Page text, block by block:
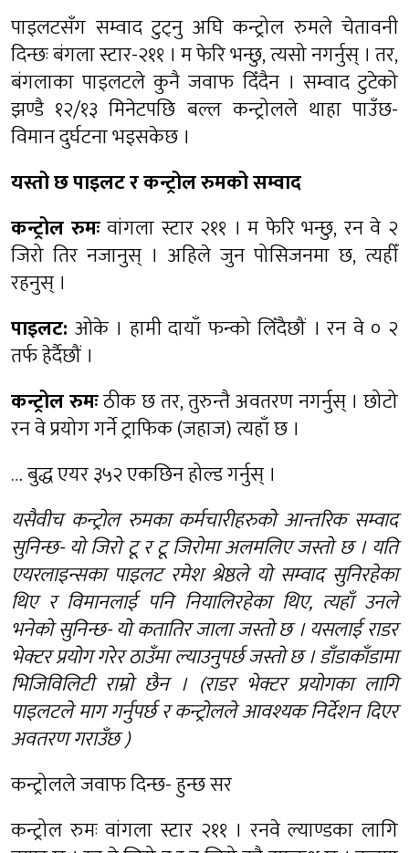
पाइलटसँग सम्वाद टुट्नु अघि कन्ट्रोल रुमले चेतावनी
दिन्छः बंगला स्टार-२११ । म फेरि भन्छु, त्यसो नगर्नुस् । तर,
बंगलाका पाइलटले कुनै जवाफ दिँदैन । सम्वाद टुटेको
झण्डै १२/१३ मिनेटपछि बल्ल कन्ट्रोलले थाहा पाउँछ-
विमान दुर्घटना भइसकेछ ।
यस्तो छ पाइलट र कन्ट्रोल रुमको सम्वाद
कन्ट्रोल रुमःवांगला स्टार २११ । म फेरि भन्छु, रन वे २
जिरो तिर नजानुस् । अहिले जुन पोसिजनमा छ, त्यहीँ
रहनुस् ।
पाइलट: ओके । हामी दायाँ फन्को लिँदैछौं । रन वे ० २
तर्फ हेर्दैछौं ।
कन्ट्रोल रुमःठीक छ तर, तुरुन्तै अवतरण नगर्नुस् । छोटो
रन वे प्रयोग गर्ने ट्राफिक (जहाज) त्यहाँ छ ।
… बुद्ध एयर ३५२ एकछिन होल्ड गर्नुस् ।
यसैवीच कन्ट्रोल रुमका कर्मचारीहरुको आन्तरिक सम्वाद
सुनिन्छ- यो जिरो टू र टू जिरोमा अलमलिए जस्तो छ । यति
एयरलाइन्सका पाइलट रमेश श्रेष्ठले यो सम्वाद सुनिरहेका
थिए र विमानलाई पनि नियालिरहेका थिए, त्यहाँ उनले
भनेको सुनिन्छ- यो कतातिर जाला जस्तो छ । यसलाई राडर
भेक्टर प्रयोग गरेर ठाउँमा ल्याउनुपर्छ जस्तो छ । डाँडाकाँडामा
भिजिविलिटी राम्रो छैन । (राडर भेक्टर प्रयोगका लागि
पाइलटले माग गर्नुपर्छ र कन्ट्रोलले आवश्यक निर्देशन दिएर
अवतरण गराउँछ )
कन्ट्रोलले जवाफ दिन्छ- हुन्छ सर
कन्ट्रोल रुमः वांगला स्टार २११ । रनवे ल्याण्डका लागि